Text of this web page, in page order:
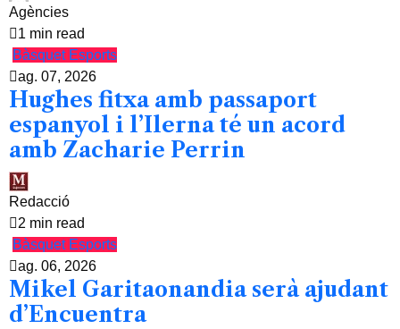
Agències
1 min read
Bàsquet Esports
ag. 07, 2026
Hughes fitxa amb passaport
espanyol i l’Ilerna té un acord
amb Zacharie Perrin
Redacció
2 min read
Bàsquet Esports
ag. 06, 2026
Mikel Garitaonandia serà ajudant
d’Encuentra